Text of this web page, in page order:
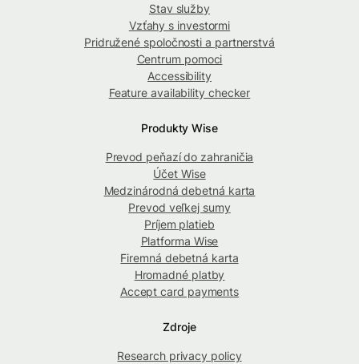
Stav služby
Vzťahy s investormi
Pridružené spoločnosti a partnerstvá
Centrum pomoci
Accessibility
Feature availability checker
Produkty Wise
Prevod peňazí do zahraničia
Účet Wise
Medzinárodná debetná karta
Prevod veľkej sumy
Príjem platieb
Platforma Wise
Firemná debetná karta
Hromadné platby
Accept card payments
Zdroje
Research privacy policy